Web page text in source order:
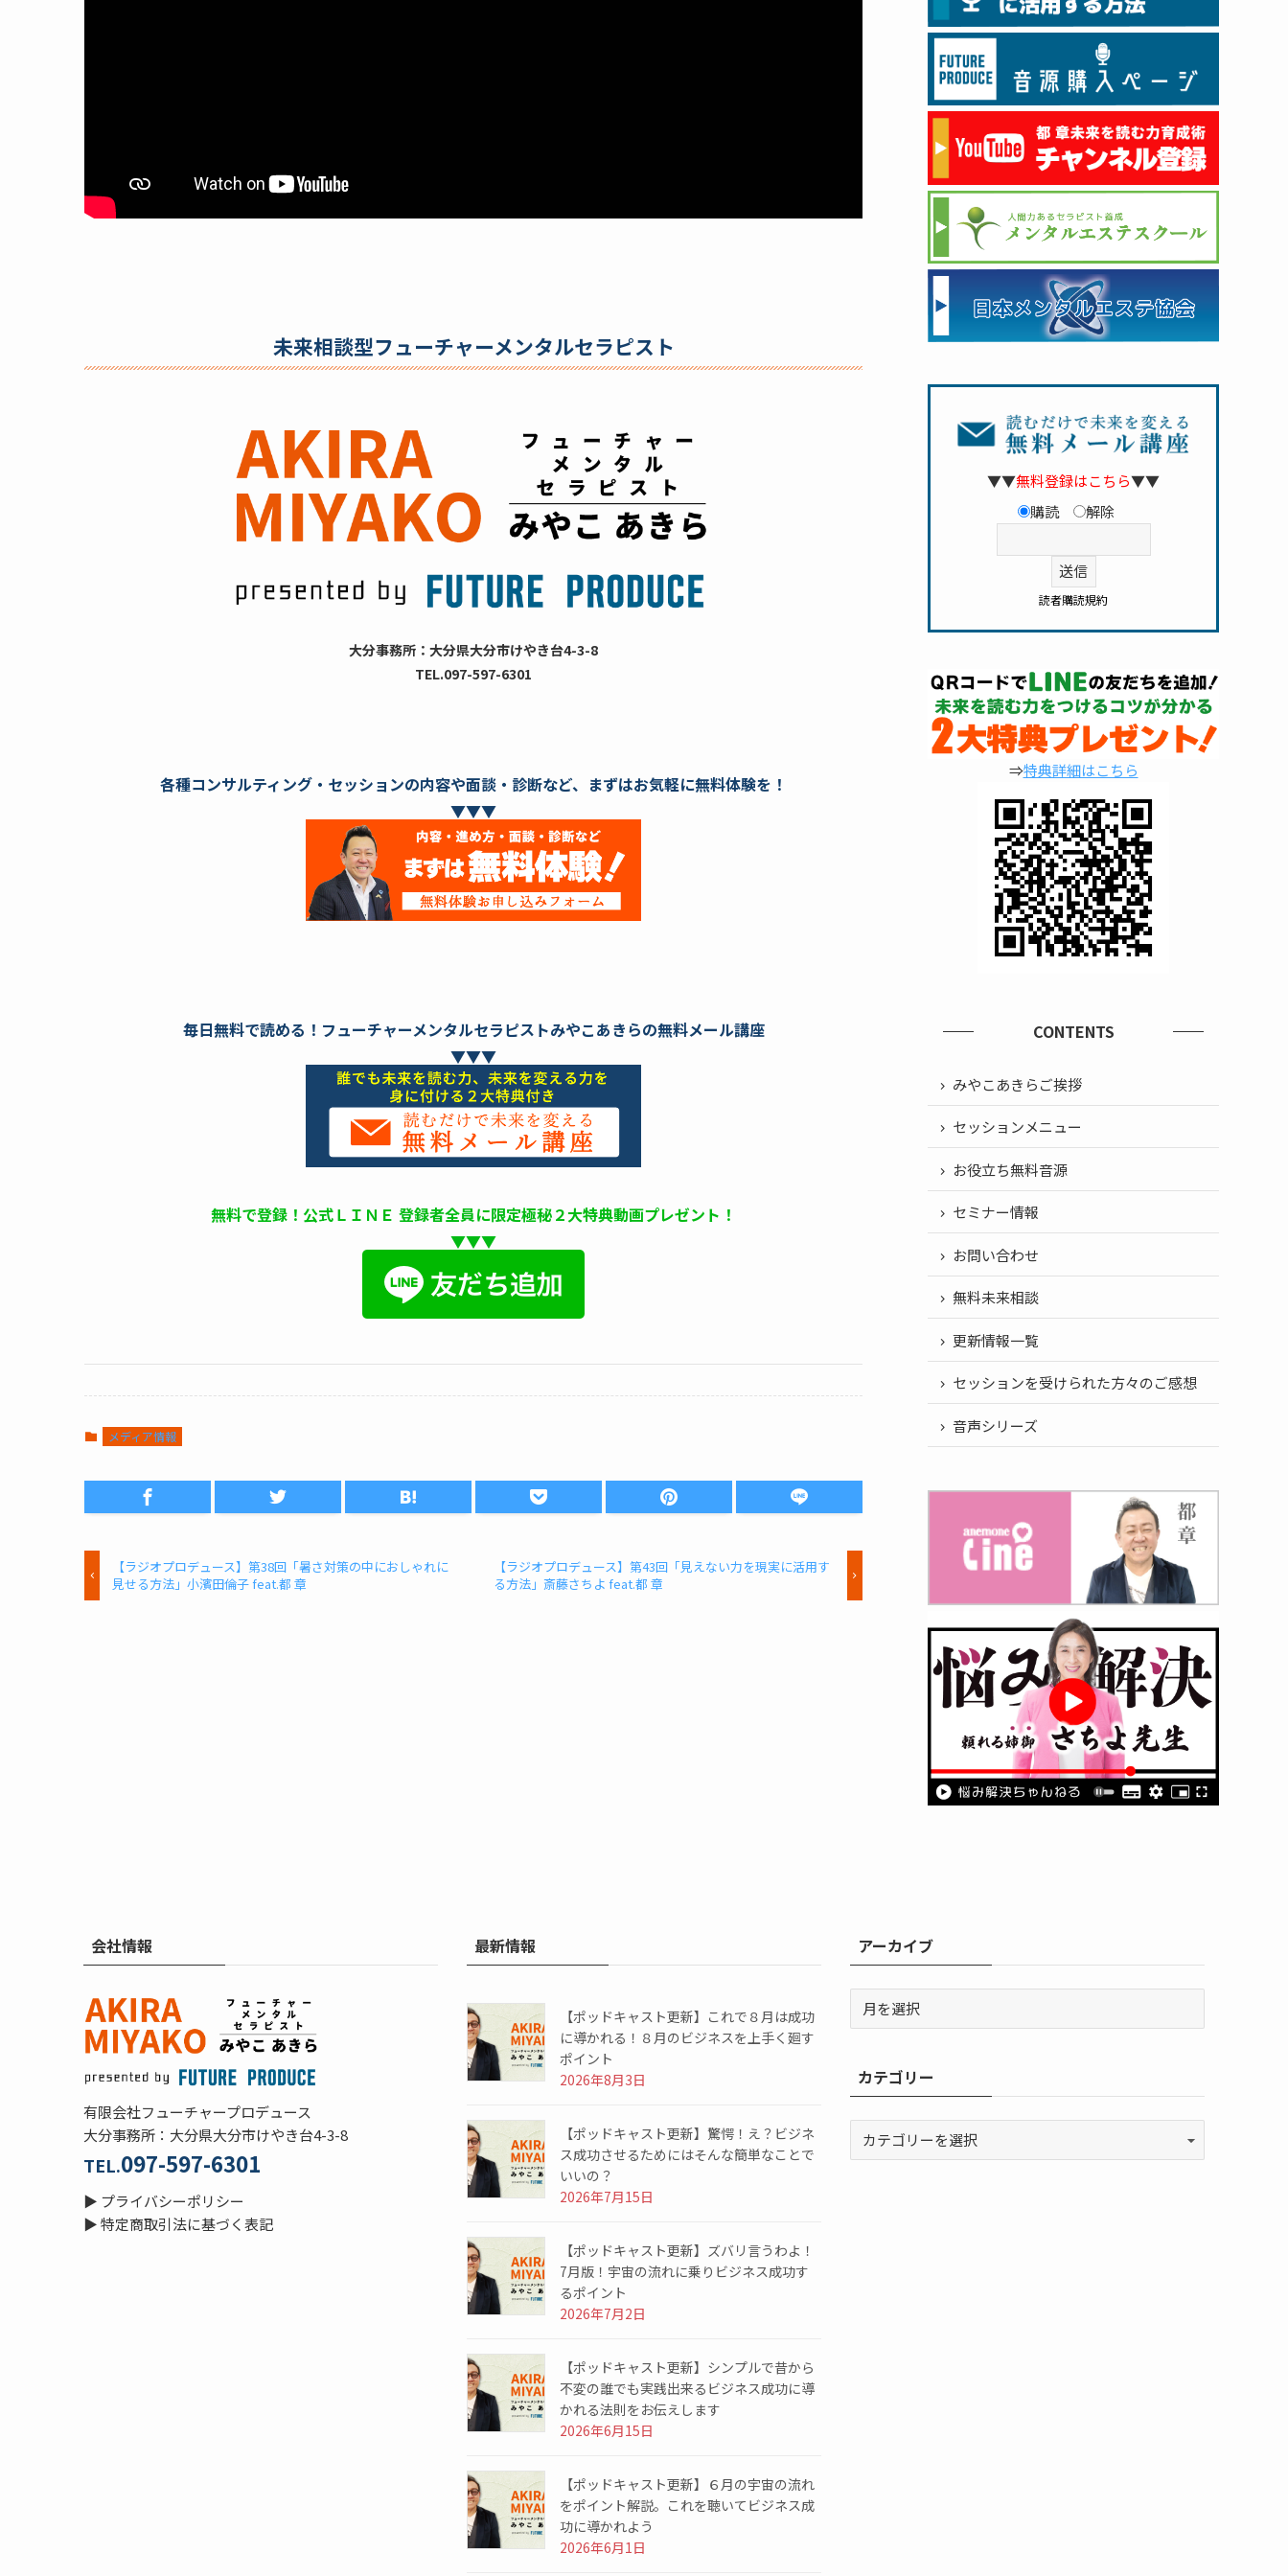
未来相談型フューチャーメンタルセラピスト
大分事務所：大分県大分市けやき台4-3-8
TEL.097-597-6301
各種コンサルティング・セッションの内容や面談・診断など、まずはお気軽に無料体験を！
▼▼▼
毎日無料で読める！フューチャーメンタルセラピストみやこあきらの無料メール講座
▼▼▼
無料で登録！公式ＬＩＮＥ 登録者全員に限定極秘２大特典動画プレゼント！
▼▼▼
メディア情報
【ラジオプロデュース】第38回「暑さ対策の中におしゃれに
見せる方法」小濱田倫子 feat.都 章
【ラジオプロデュース】第43回「見えない力を現実に活用す
る方法」斎藤さちよ feat.都 章
▼▼無料登録はこちら▼▼
購読
解除
読者購読規約
⇒特典詳細はこちら
CONTENTS
みやこあきらご挨拶
セッションメニュー
お役立ち無料音源
セミナー情報
お問い合わせ
無料未来相談
更新情報一覧
セッションを受けられた方々のご感想
音声シリーズ
会社情報
有限会社フューチャープロデュース
大分事務所：大分県大分市けやき台4-3-8
TEL.097-597-6301
▶ プライバシーポリシー
▶特定商取引法に基づく表記
最新情報
【ポッドキャスト更新】これで８月は成功
に導かれる！８月のビジネスを上手く廻す
ポイント
2026年8月3日
【ポッドキャスト更新】驚愕！え？ビジネ
ス成功させるためにはそんな簡単なことで
いいの？
2026年7月15日
【ポッドキャスト更新】ズバリ言うわよ！
7月版！宇宙の流れに乗りビジネス成功す
るポイント
2026年7月2日
【ポッドキャスト更新】シンプルで昔から
不変の誰でも実践出来るビジネス成功に導
かれる法則をお伝えします
2026年6月15日
【ポッドキャスト更新】６月の宇宙の流れ
をポイント解説。これを聴いてビジネス成
功に導かれよう
2026年6月1日
アーカイブ
カテゴリー